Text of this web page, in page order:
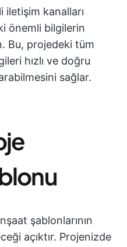
iletişim kanalları
önemli bilgilerin
Bu, projedeki tüm
hızlı ve doğru
sağlar.
şablonlarının
açıktır. Projenizde